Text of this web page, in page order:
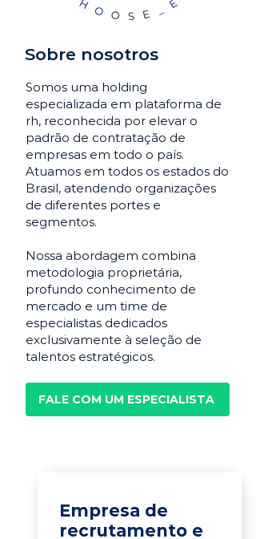
Sobre nosotros
Somos uma holding
especializada em plataforma de
rh, reconhecida por elevar o
padrão de contratação de
empresas em todo o país.
Atuamos em todos os estados do
Brasil, atendendo organizações
de diferentes portes e
segmentos.
Nossa abordagem combina
metodologia proprietária,
profundo conhecimento de
mercado e um time de
especialistas dedicados
exclusivamente à seleção de
talentos estratégicos.
FALE COM UM ESPECIALISTA
Empresa de
recrutamento e